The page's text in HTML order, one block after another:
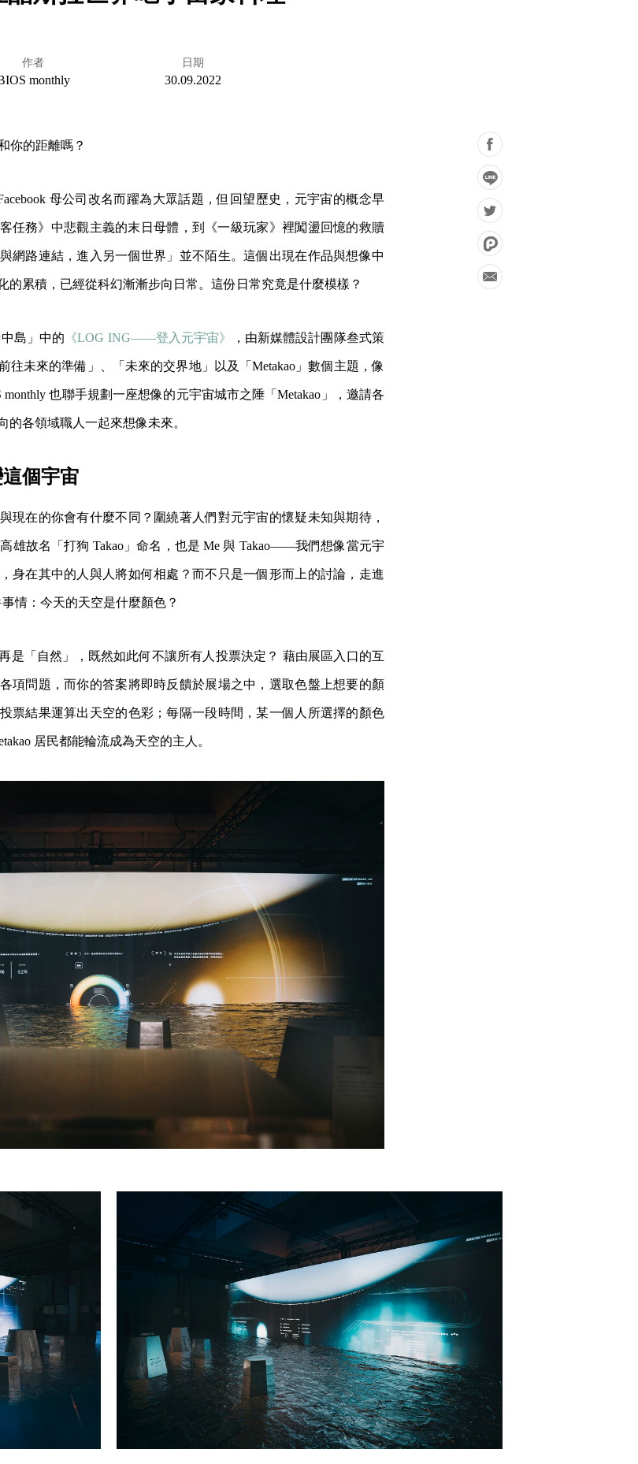
作者
monthly
日期
30.09.2022
你的距離嗎？
母公司改名而躍為大眾話題，但回望歷史，元宇宙的概念早
務》中悲觀主義的末日母體，到《一級玩家》裡闖盪回憶的救贖
網路連結，進入另一個世界」並不陌生。這個出現在作品與想像中
的累積，已經從科幻漸漸步向日常。這份日常究竟是什麼模樣？
島」中的 《LOG ING——登入元宇宙》 ，由新媒體設計團隊叁式策
往未來的準備」、「未來的交界地」以及「Metakao」數個主題，像
也聯手規劃一座想像的元宇宙城市之陲「Metakao」，邀請各
各領域職人一起來想像未來。
個宇宙
現在的你會有什麼不同？圍繞著人們對元宇宙的懷疑未知與期待，
高雄故名「打狗 Takao」命名，也是 Me 與 Takao——我們想像當元宇
身在其中的人與人將如何相處？而不只是一個形而上的討論，走進
情：今天的天空是什麼顏色？
是「自然」，既然如此何不讓所有人投票決定？ 藉由展區入口的互
項問題，而你的答案將即時反饋於展場之中，選取色盤上想要的顏
票結果運算出天空的色彩；每隔一段時間，某一個人所選擇的顏色
居民都能輪流成為天空的主人。